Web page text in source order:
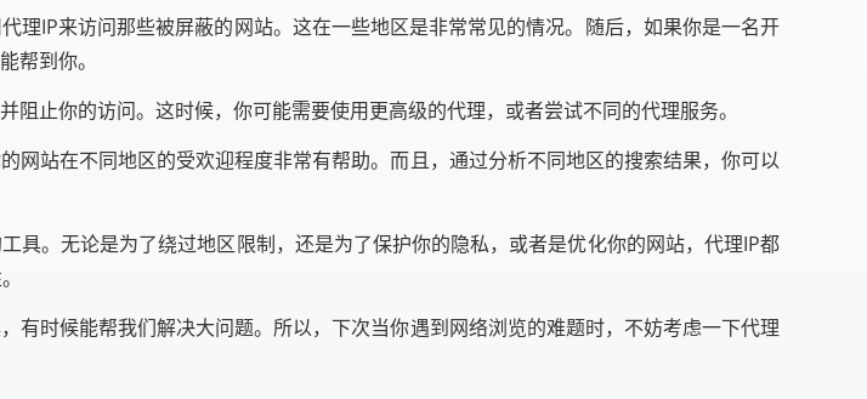
理IP来访问那些被屏蔽的网站。这在一些地区是非常常见的情况。随后，如果你是一名开
帮到你。
止你的访问。这时候，你可能需要使用更高级的代理，或者尝试不同的代理服务。
站在不同地区的受欢迎程度非常有帮助。而且，通过分析不同地区的搜索结果，你可以
具。无论是为了绕过地区限制，还是为了保护你的隐私，或者是优化你的网站，代理IP都
时候能帮我们解决大问题。所以，下次当你遇到网络浏览的难题时，不妨考虑一下代理